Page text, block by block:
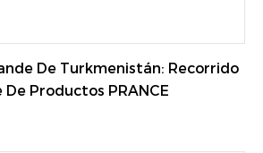
De Turkmenistán: Recorrido
De Productos PRANCE